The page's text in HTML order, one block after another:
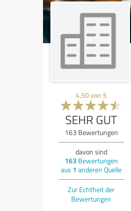
4,50von 5
SEHR GUT
163 Bewertungen
davon sind
163 Bewertungen
aus 1 anderen Quelle
Zur Echtheit der
Bewertungen